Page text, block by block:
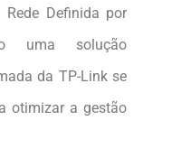
Definida por
uma solução
da TP-Link se
otimizar a gestão